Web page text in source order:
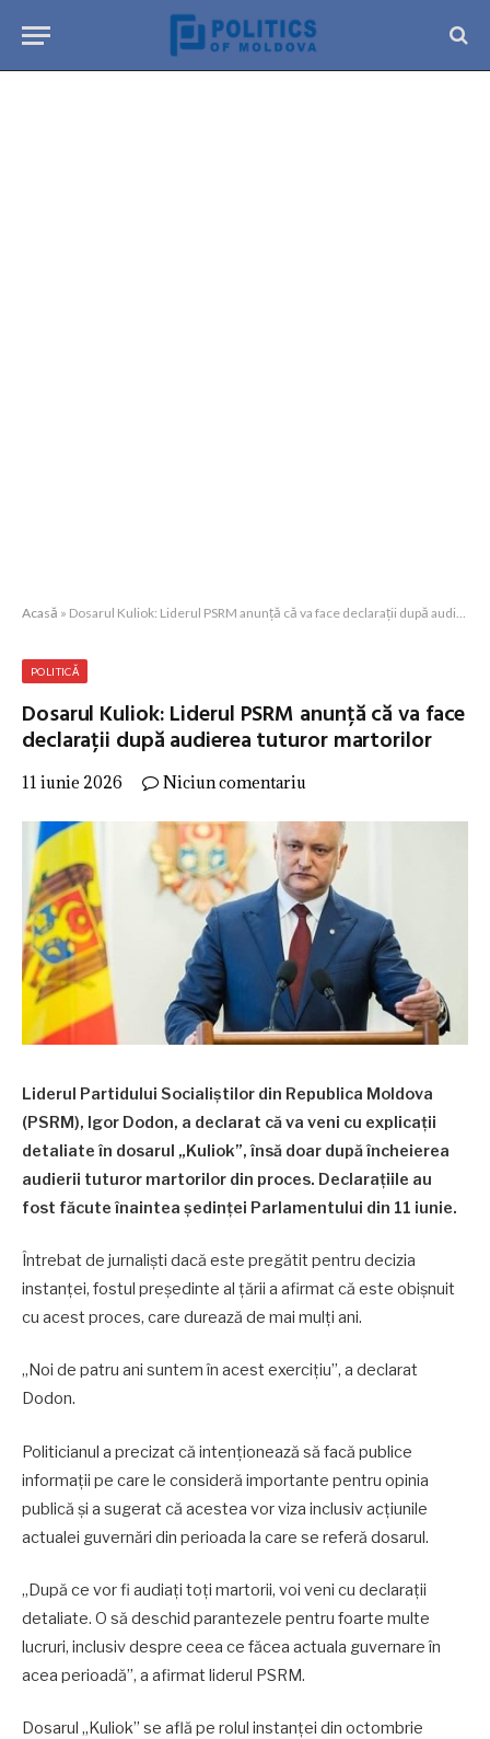
Acasă » Dosarul Kuliok: Liderul PSRM anunță că va face declarații după audierea tuturor martorilor
POLITICĂ
Dosarul Kuliok: Liderul PSRM anunță că va face
declarații după audierea tuturor martorilor
11 iunie 2026 Niciun comentariu
Liderul Partidului Socialiștilor din Republica Moldova
(PSRM), Igor Dodon, a declarat că va veni cu explicații
detaliate în dosarul „Kuliok”, însă doar după încheierea
audierii tuturor martorilor din proces. Declarațiile au
fost făcute înaintea ședinței Parlamentului din 11 iunie.
Întrebat de jurnaliști dacă este pregătit pentru decizia
instanței, fostul președinte al țării a afirmat că este obișnuit
cu acest proces, care durează de mai mulți ani.
„Noi de patru ani suntem în acest exercițiu”, a declarat
Dodon.
Politicianul a precizat că intenționează să facă publice
informații pe care le consideră importante pentru opinia
publică și a sugerat că acestea vor viza inclusiv acțiunile
actualei guvernări din perioada la care se referă dosarul.
„După ce vor fi audiați toți martorii, voi veni cu declarații
detaliate. O să deschid parantezele pentru foarte multe
lucruri, inclusiv despre ceea ce făcea actuala guvernare în
acea perioadă”, a afirmat liderul PSRM.
Dosarul „Kuliok” se află pe rolul instanței din octombrie